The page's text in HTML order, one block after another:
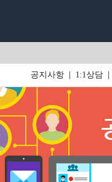
공지사항 1:1상담